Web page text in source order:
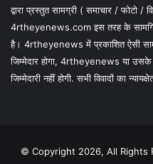
द्वारा प्रस्तुत सामग्री ( समाचार / फोटो /
4rtheyenews.com इस तरह के
है। 4rtheyenews में प्रकाशित ऐसी
जिम्मेदार होगा, 4rtheyenews या
जिम्मेदारी नहीं होगी. सभी विवादों का
© Copyright 2026, All Rights